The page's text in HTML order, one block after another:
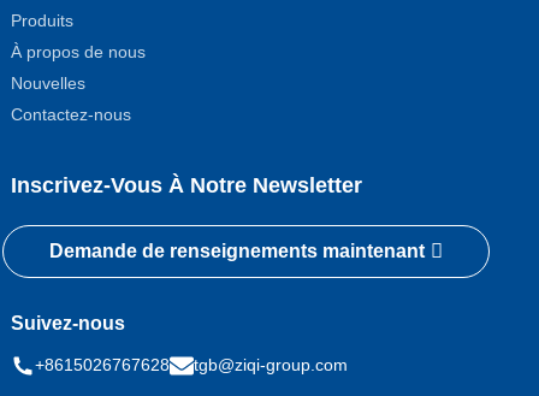
Produits
À propos de nous
Nouvelles
Contactez-nous
Inscrivez-Vous À Notre Newsletter
Demande de renseignements maintenant
Suivez-nous
+8615026767628 tgb@ziqi-group.com